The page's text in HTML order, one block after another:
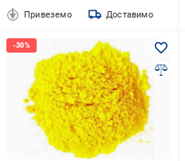
Привеземо Доставимо